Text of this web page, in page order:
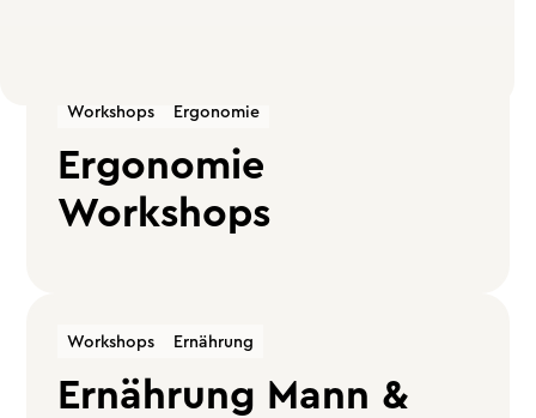
Workshops Ergonomie
Ergonomie
Workshops
Workshops Ernährung
Ernährung Mann &